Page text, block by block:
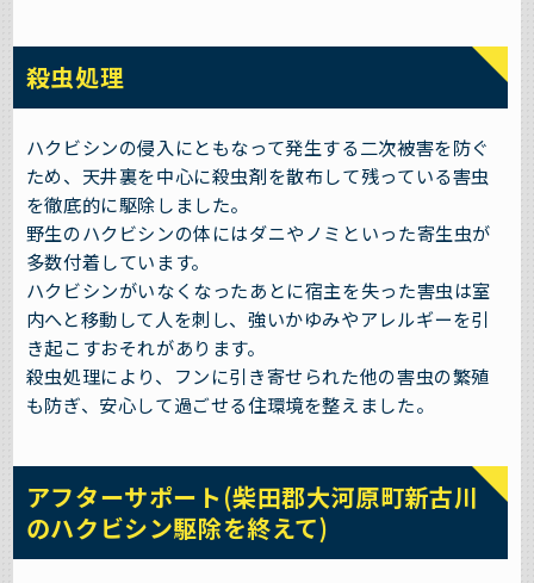
殺虫処理
ハクビシンの侵入にともなって発生する二次被害を防ぐ
ため、天井裏を中心に殺虫剤を散布して残っている害虫
を徹底的に駆除しました。
野生のハクビシンの体にはダニやノミといった寄生虫が
多数付着しています。
ハクビシンがいなくなったあとに宿主を失った害虫は室
内へと移動して人を刺し、強いかゆみやアレルギーを引
き起こすおそれがあります。
殺虫処理により、フンに引き寄せられた他の害虫の繁殖
も防ぎ、安心して過ごせる住環境を整えました。
アフターサポート(柴田郡大河原町新古川
のハクビシン駆除を終えて)